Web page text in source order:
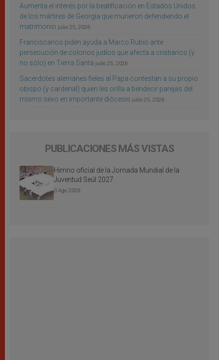
Aumenta el interés por la beatificación en Estados Unidos
de los mártires de Georgia que murieron defendiendo el
matrimonio julio 25, 2026
Franciscanos piden ayuda a Marco Rubio ante
persecución de colonos judíos que afecta a cristianos (y
no sólo) en Tierra Santa julio 25, 2026
Sacerdotes alemanes fieles al Papa contestan a su propio
obispo (y cardenal) quien les orilla a bendecir parejas del
mismo sexo en importante diócesis julio 25, 2026
PUBLICACIONES MÁS VISTAS
Himno oficial de la Jornada Mundial de la
Juventud Seúl 2027
3 Ago 2026